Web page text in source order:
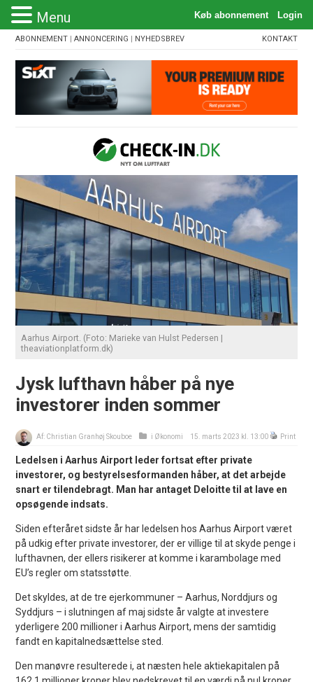
ABONNEMENT |ANNONCERING | NYHEDSBREV KONTAKT
Aarhus Airport. (Foto: Marieke van Hulst Pedersen |
theaviationplatform.dk)
Jysk lufthavn håber på nye
investorer inden sommer
Af: Christian Granhøj Skouboe i Økonomi 15. marts 2023 kl. 13:00 Print
Ledelsen i Aarhus Airport leder fortsat efter private
investorer, og bestyrelsesformanden håber, at det arbejde
snart er tilendebragt. Man har antaget Deloitte til at lave en
opsøgende indsats.
Siden efteråret sidste år har ledelsen hos Aarhus Airport været
på udkig efter private investorer, der er villige til at skyde penge i
lufthavnen, der ellers risikerer at komme i karambolage med
EU’s regler om statsstøtte.
Det skyldes, at de tre ejerkommuner – Aarhus, Norddjurs og
Syddjurs – i slutningen af maj sidste år valgte at investere
yderligere 200 millioner i Aarhus Airport, mens der samtidig
fandt en kapitalnedsættelse sted.
Den manøvre resulterede i, at næsten hele aktiekapitalen på
Menu